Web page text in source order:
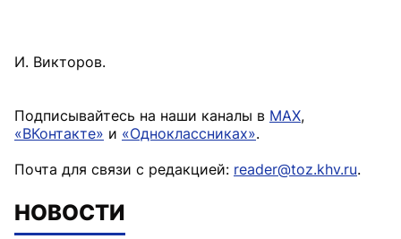
И. Викторов.
Подписывайтесь на наши каналы в MAX,
«ВКонтакте» и «Одноклассниках».
Почта для связи с редакцией: reader@toz.khv.ru.
НОВОСТИ